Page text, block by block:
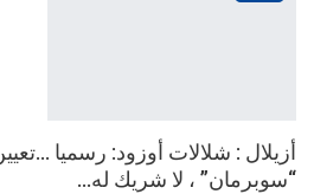
أزيلال : شلالات أوزود: رسميا
“سوبرمان” ، لا شريك له…